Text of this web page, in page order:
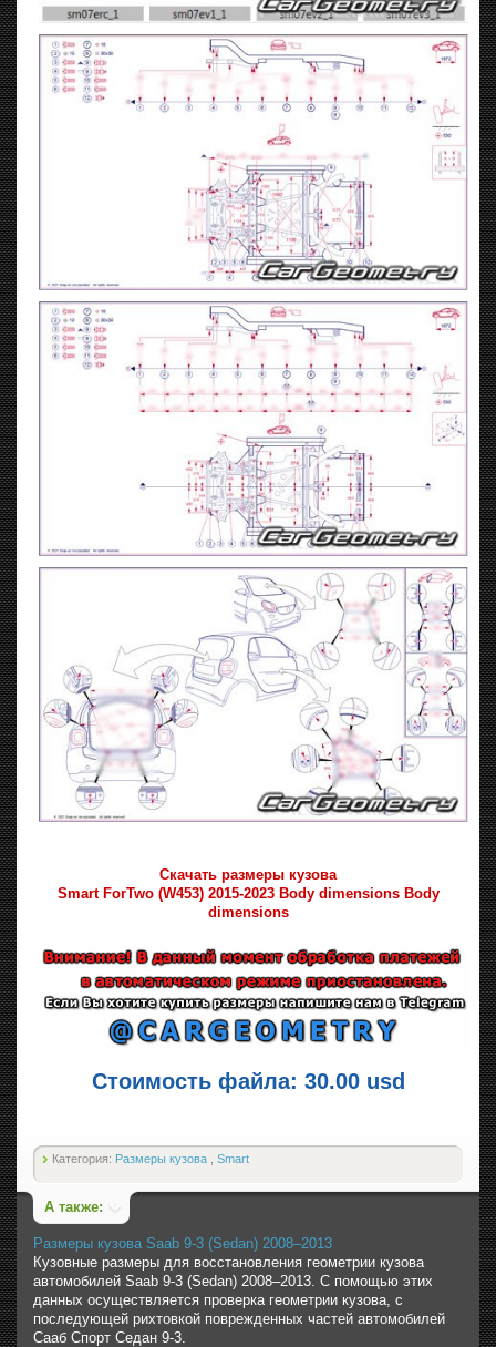
Скачать размеры кузова
Smart ForTwo (W453) 2015-2023 Body dimensions Body
dimensions
Стоимость файла: 30.00 usd
Категория: Размеры кузова Smart
А также:
Размеры кузова Saab 9-3 (Sedan) 2008–2013
Кузовные размеры для восстановления геометрии кузова
автомобилей Saab 9-3 (Sedan) 2008–2013. С помощью этих
данных осуществляется проверка геометрии кузова, с
последующей рихтовкой поврежденных частей автомобилей
Сааб Спорт Седан 9-3.